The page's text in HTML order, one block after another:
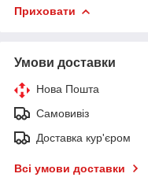
Приховати
Умови доставки
Нова Пошта
Самовивіз
Доставка кур'єром
Всі умови доставки